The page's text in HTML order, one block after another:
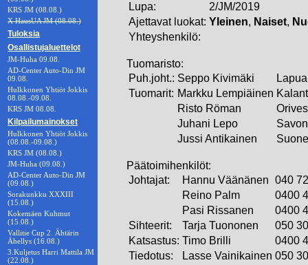
KRS JM (08.08.)
X HausUA JM (08.08.)
Tuloksia
Osallistujaluettelot
JM-Huha 09.08.
AD-Center Auto-Din JM
09.08.
Hulkkonen Yhtiöt Jokkis
08.08.-09.08.
KRS JM 08.08.
Kilpailumainokset
Hulkkonen Yhtiöt Jokkis
(08.08.-09.08.)
KRS JM (08.08.)
JM-Huha (09.08.)
AD-Center Auto-Din JM
(09.08.)
Sorakunkku XXXIII
(15.08.)
Kokemäen Kuhmut
(15.08.)
Vallitie Cup 2. Ähtärin
Ähellys (16.08.)
3.Kuljetus Harri Mattila JM
(22.08.)
Lupa:
2/JM/2019
Ajettavat luokat: Yleinen, Naiset,
Yhteyshenkilö:
Tuomaristo:
Puh.joht.: Seppo Kivimäki
Lapua
Tuomarit: Markku Lempiäinen
Risto Röman
Juhani Lepo
Jussi Antikainen
Päätoimihenkilöt:
Johtajat:
Hannu Väänänen 040
Reino Palm
0400
Pasi Rissanen
0400
Sihteerit:
Tarja Tuononen
050
Katsastus: Timo Brilli
0400
Tiedotus:
Lasse Vainikainen 050